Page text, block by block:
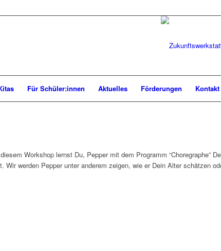
Für Schüler:innen Aktuelles Förderungen
Kontakt
Workshop lernst Du, Pepper mit dem Programm “Choregraphe”
werden Pepper unter anderem zeigen, wie er Dein Alter schätzen